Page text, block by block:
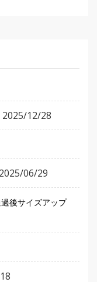
2025/12/28
2025/06/29
後サイズアップ